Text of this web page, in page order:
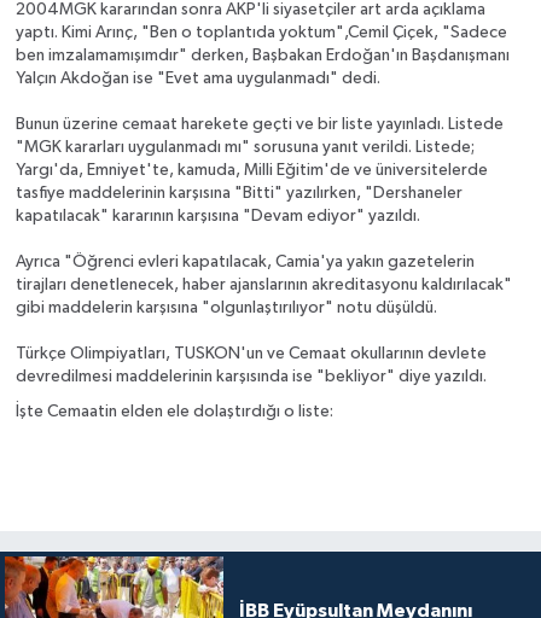
2004MGK kararından sonra AKP'li siyasetçiler art arda açıklama
yaptı. Kimi Arınç, "Ben o toplantıda yoktum",Cemil Çiçek, "Sadece
ben imzalamamışımdır" derken, Başbakan Erdoğan'ın Başdanışmanı
Yalçın Akdoğan ise "Evet ama uygulanmadı" dedi.
Bunun üzerine cemaat harekete geçti ve bir liste yayınladı. Listede
"MGK kararları uygulanmadı mı" sorusuna yanıt verildi. Listede;
Yargı'da, Emniyet'te, kamuda, Milli Eğitim'de ve üniversitelerde
tasfiye maddelerinin karşısına "Bitti" yazılırken, "Dershaneler
kapatılacak" kararının karşısına "Devam ediyor" yazıldı.
Ayrıca "Öğrenci evleri kapatılacak, Camia'ya yakın gazetelerin
tirajları denetlenecek, haber ajanslarının akreditasyonu kaldırılacak"
gibi maddelerin karşısına "olgunlaştırılıyor" notu düşüldü.
Türkçe Olimpiyatları, TUSKON'un ve Cemaat okullarının devlete
devredilmesi maddelerinin karşısında ise "bekliyor" diye yazıldı.
İşte Cemaatin elden ele dolaştırdığı o liste:
İBB Eyüpsultan Meydanını